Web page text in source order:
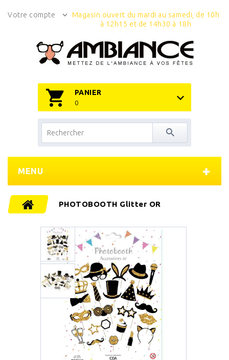
Votre compte
Magasin ouvert du mardi au samedi, de 10h
à 12h15 et de 14h30 à 18h
PANIER
0
MENU
PHOTOBOOTH Glitter OR